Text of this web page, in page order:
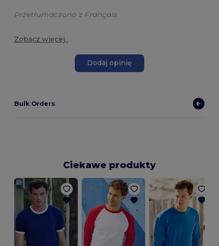
Przetłumaczono z Français
Zobacz więcej..
Dodaj opinię
Bulk Orders
Ciekawe produkty